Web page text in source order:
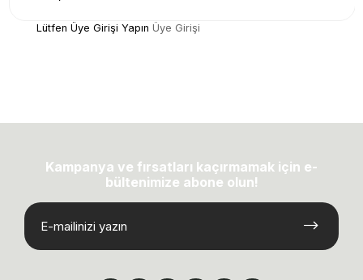
Lütfen Üye Girişi Yapın Üye Girişi
Kampanya ve fırsatları kaçırmamak için e-
bültenimize abone olun!